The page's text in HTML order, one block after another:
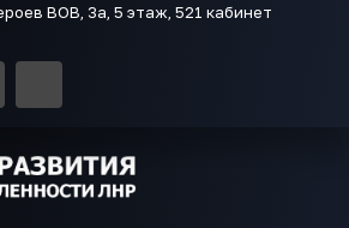
ВОВ, 3а, 5 этаж, 521 кабинет